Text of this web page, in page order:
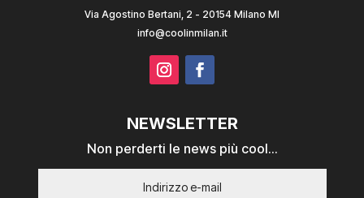
Via Agostino Bertani, 2 - 20154 Milano MI
info@coolinmilan.it
NEWSLETTER
Non perderti le news più cool...